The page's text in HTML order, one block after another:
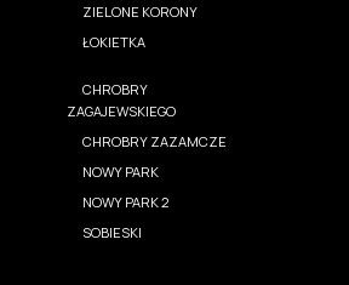
ZIELONE KORONY
ŁOKIETKA
CHROBRY
ZAGAJEWSKIEGO
CHROBRY ZAZAMCZE
NOWY PARK
NOWY PARK 2
SOBIESKI